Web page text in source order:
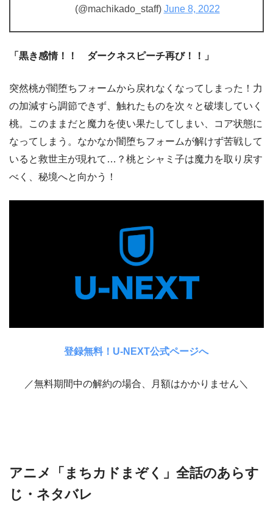
(@machikado_staff) June 8, 2022
「黒き感情！！ ダークネスピーチ再び！！」
突然桃が闇堕ちフォームから戻れなくなってしまった！力
の加減すら調節できず、触れたものを次々と破壊していく
桃。このままだと魔力を使い果たしてしまい、コア状態に
なってしまう。なかなか闇堕ちフォームが解けず苦戦して
いると救世主が現れて…？桃とシャミ子は魔力を取り戻す
べく、秘境へと向かう！
登録無料！U-NEXT公式ページへ
／無料期間中の解約の場合、月額はかかりません＼
アニメ「まちカドまぞく」全話のあらす
じ・ネタバレ